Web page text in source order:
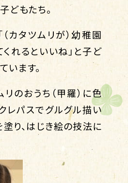
どもたち。
カタツムリが）幼稚園
れるといいね」と子ど
います。
のおうち（甲羅）に色
レパスでグルグル描い
り、はじき絵の技法に